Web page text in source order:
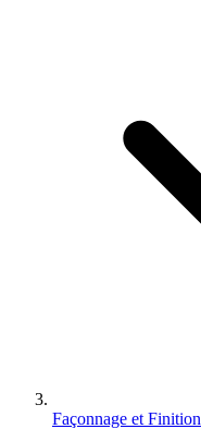
Façonnage et Finition